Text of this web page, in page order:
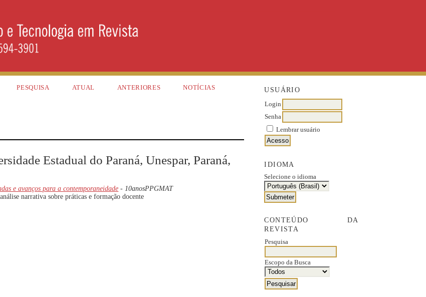
USUÁRIO
Login
Senha
Lembrar usuário
IDIOMA
Selecione o idioma
CONTEÚDO DA
REVISTA
Pesquisa
Escopo da Busca
PESQUISA ATUAL ANTERIORES NOTÍCIAS
Estadual do Paraná, Unespar, Paraná,
e avanços para a contemporaneidade - 10anosPPGMAT
narrativa sobre práticas e formação docente